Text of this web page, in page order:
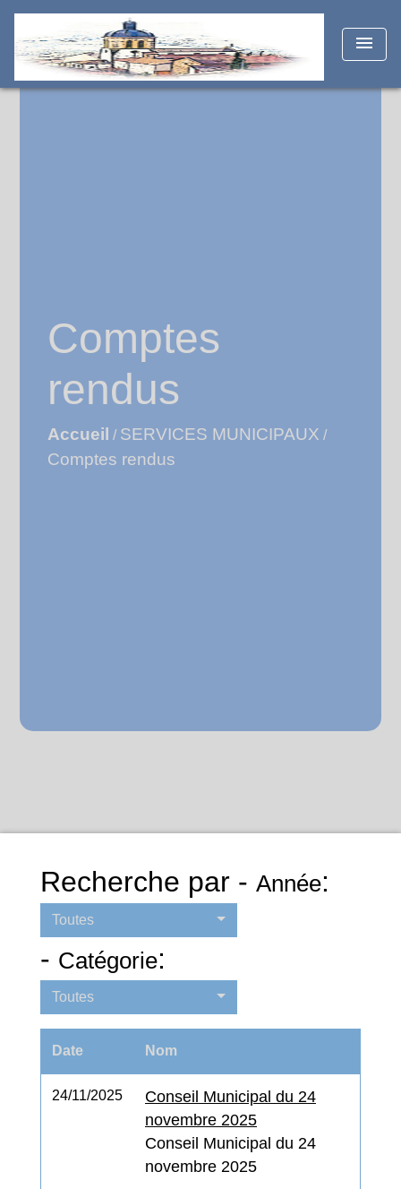
menu
Comptes
rendus
Accueil / SERVICES MUNICIPAUX /
Comptes rendus
Recherche par - Année:
Toutes
- Catégorie:
Toutes
Date Nom
24/11/2025
Conseil Municipal du 24
novembre 2025
Conseil Municipal du 24
novembre 2025